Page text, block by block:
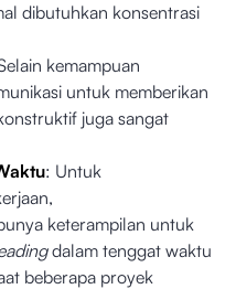
dibutuhkan konsentrasi
kemampuan
untuk memberikan
juga sangat
: Untuk
keterampilan untuk
dalam tenggat waktu
beberapa proyek